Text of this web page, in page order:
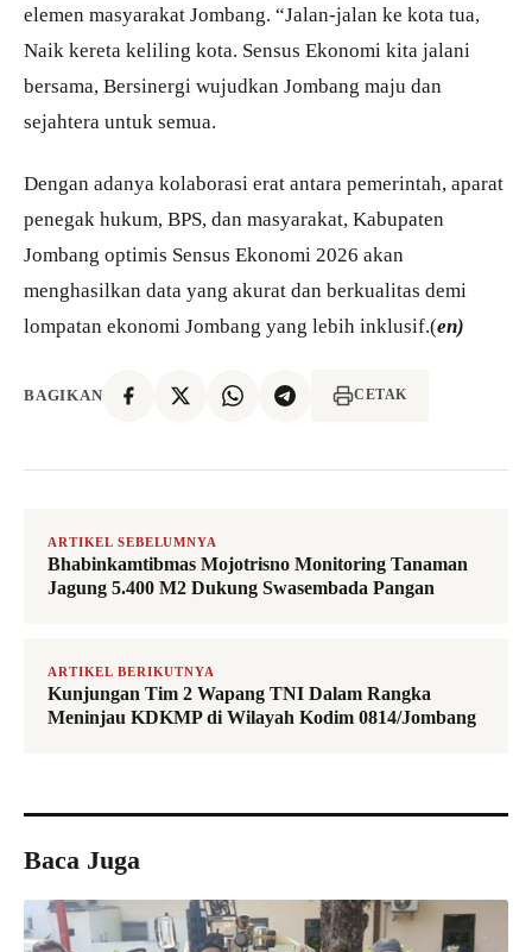
elemen masyarakat Jombang. “Jalan-jalan ke kota tua,
Naik kereta keliling kota. Sensus Ekonomi kita jalani
bersama, Bersinergi wujudkan Jombang maju dan
sejahtera untuk semua.
Dengan adanya kolaborasi erat antara pemerintah, aparat
penegak hukum, BPS, dan masyarakat, Kabupaten
Jombang optimis Sensus Ekonomi 2026 akan
menghasilkan data yang akurat dan berkualitas demi
lompatan ekonomi Jombang yang lebih inklusif.(en)
BAGIKAN CETAK
ARTIKEL SEBELUMNYA
Bhabinkamtibmas Mojotrisno Monitoring Tanaman
Jagung 5.400 M2 Dukung Swasembada Pangan
ARTIKEL BERIKUTNYA
Kunjungan Tim 2 Wapang TNI Dalam Rangka
Meninjau KDKMP di Wilayah Kodim 0814/Jombang
Baca Juga